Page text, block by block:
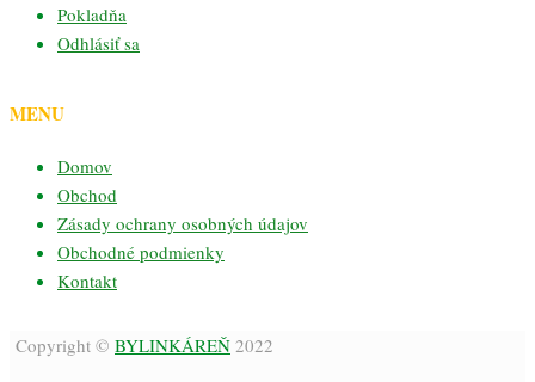
Pokladňa
Odhlásiť sa
MENU
Domov
Obchod
Zásady ochrany osobných údajov
Obchodné podmienky
Kontakt
Copyright © BYLINKÁREŇ 2022